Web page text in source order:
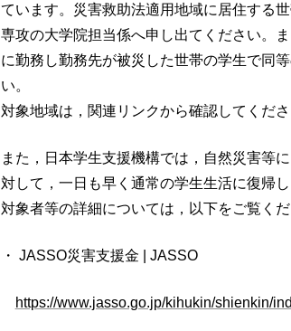
ています。災害救助法適用地域に居住する
専攻の大学院担当係へ申し出てください。
に勤務し勤務先が被災した世帯の学生で同
い。
対象地域は，関連リンクから確認してくださ
また，日本学生支援機構では，自然災害等
対して，一日も早く通常の学生生活に復帰
対象者等の詳細については，以下をご覧くだ
・ JASSO災害支援金 | JASSO
https://www.jasso.go.jp/kihukin/shienkin/